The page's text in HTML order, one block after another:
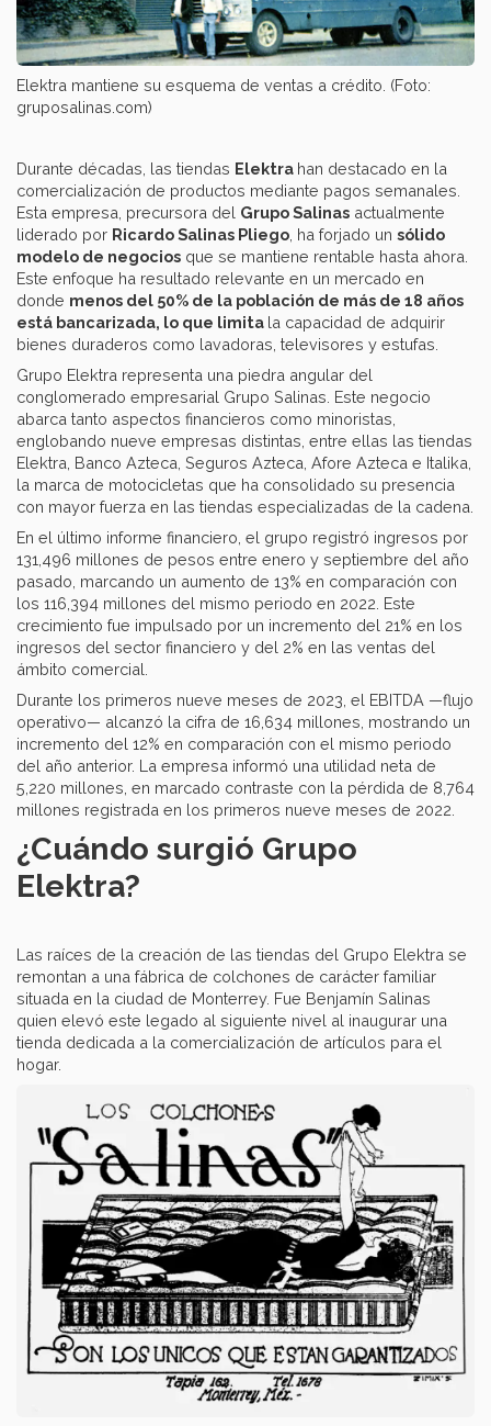
Elektra mantiene su esquema de ventas a crédito. (Foto:
gruposalinas.com)
Durante décadas, las tiendas Elektra han destacado en la
comercialización de productos mediante pagos semanales.
Esta empresa, precursora del Grupo Salinas actualmente
liderado por Ricardo Salinas Pliego , ha forjado un sólido
modelo de negocios que se mantiene rentable hasta ahora.
Este enfoque ha resultado relevante en un mercado en
donde menos del 50% de la población de más de 18 años
está bancarizada, lo que limita la capacidad de adquirir
bienes duraderos como lavadoras, televisores y estufas.
Grupo Elektra representa una piedra angular del
conglomerado empresarial Grupo Salinas. Este negocio
abarca tanto aspectos financieros como minoristas,
englobando nueve empresas distintas, entre ellas las tiendas
Elektra, Banco Azteca, Seguros Azteca, Afore Azteca e Italika,
la marca de motocicletas que ha consolidado su presencia
con mayor fuerza en las tiendas especializadas de la cadena.
En el último informe financiero, el grupo registró ingresos por
131,496 millones de pesos entre enero y septiembre del año
pasado, marcando un aumento de 13% en comparación con
los 116,394 millones del mismo periodo en 2022. Este
crecimiento fue impulsado por un incremento del 21% en los
ingresos del sector financiero y del 2% en las ventas del
ámbito comercial.
Durante los primeros nueve meses de 2023, el EBITDA —flujo
operativo— alcanzó la cifra de 16,634 millones, mostrando un
incremento del 12% en comparación con el mismo periodo
del año anterior. La empresa informó una utilidad neta de
5,220 millones, en marcado contraste con la pérdida de 8,764
millones registrada en los primeros nueve meses de 2022.
¿Cuándo surgió Grupo
Elektra?
Las raíces de la creación de las tiendas del Grupo Elektra se
remontan a una fábrica de colchones de carácter familiar
situada en la ciudad de Monterrey. Fue Benjamín Salinas
quien elevó este legado al siguiente nivel al inaugurar una
tienda dedicada a la comercialización de artículos para el
hogar.